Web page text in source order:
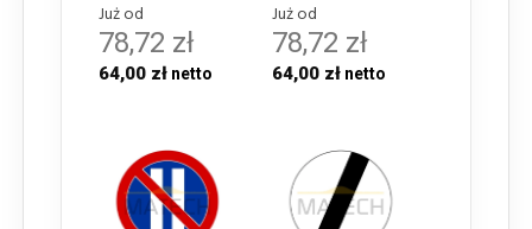
Już od
78,72 zł
64,00 zł
Już od
78,72 zł
64,00 zł